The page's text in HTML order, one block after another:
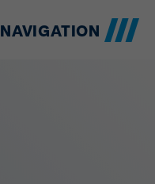
NAVIGATION